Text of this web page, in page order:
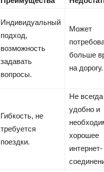
Индивидуальный
подход,
возможность
задавать
вопросы.
Может
больше
на дорогу.
Гибкость, не
требуется
поездки.
Не всегда
удобно и
хорошее
интернет-